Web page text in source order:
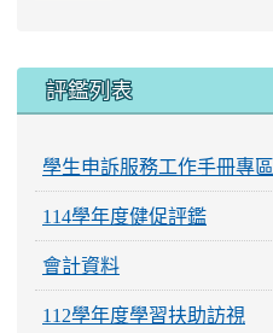
評鑑列表
學生申訴服務工作手冊專區
114學年度健促評鑑
會計資料
112學年度學習扶助訪視